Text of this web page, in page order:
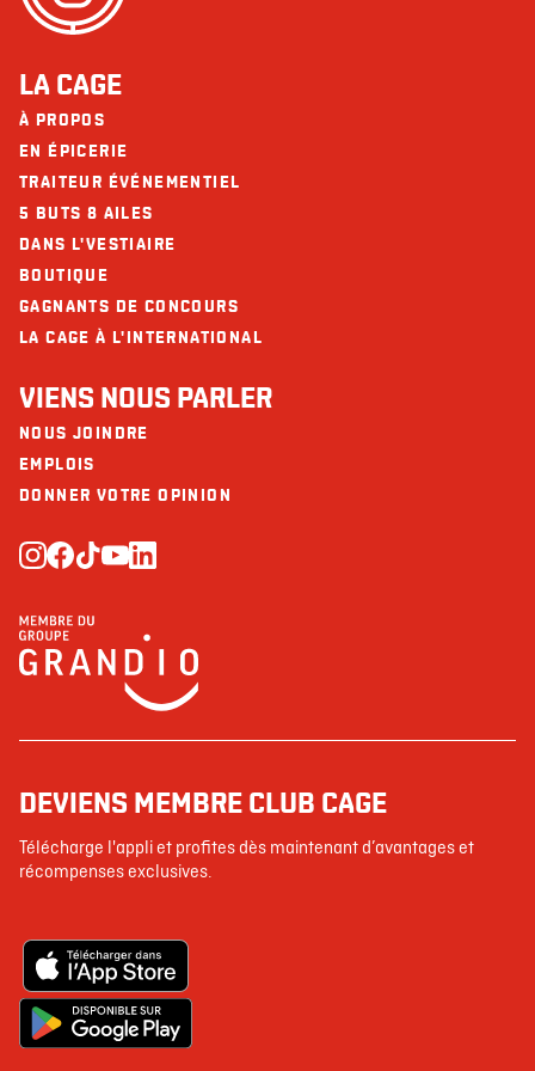
Noix
Les restaurants La Cage - Brasserie sportive et ses collaborateurs ne
peuvent être tenus responsables d’une réaction allergique à la suite d'une
consommation.
Fibres (g)
Sucres (g)
Protéines (g)
Calcium (mg)
Omega 3
LA CAGE
À PROPOS
EN ÉPICERIE
TRAITEUR ÉVÉNEMENTIEL
5 BUTS 8 AILES
DANS L'VESTIAIRE
BOUTIQUE
GAGNANTS DE CONCOURS
LA CAGE À L'INTERNATIONAL
VIENS NOUS PARLER
NOUS JOINDRE
EMPLOIS
DONNER VOTRE OPINION
DEVIENS MEMBRE CLUB CAGE
Télécharge l'appli et profites dès maintenant d’avantages et
récompenses exclusives.